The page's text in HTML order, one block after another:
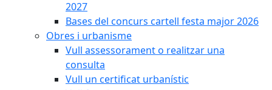
2027
Bases del concurs cartell festa major 2026
Obres i urbanisme
Vull assessorament o realitzar una
consulta
Vull un certificat urbanístic